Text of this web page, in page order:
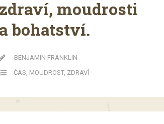
zdraví, moudrosti
a bohatství.
BENJAMIN FRANKLIN
ČAS MOUDROST, ZDRAVÍ